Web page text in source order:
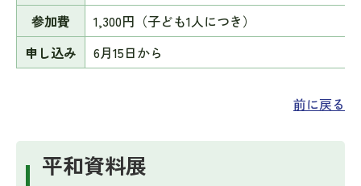
参加費
1,300円（子ども1人につき）
申し込み
6月15日から
前に戻る
平和資料展